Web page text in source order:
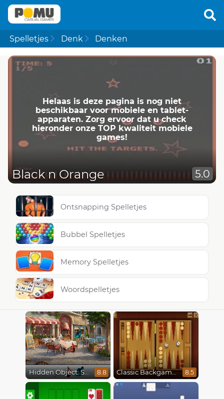
Spelletjes Denk Denken
Helaas is deze pagina is nog niet
beschikbaar voor mobiele en tablet-
apparaten. Zorg ervoor dat u check
hieronder onze TOP kwaliteit mobiele
games!
Black n Orange 5.0
Ontsnapping Spelletjes
Bubbel Spelletjes
Memory Spelletjes
Woordspelletjes
Hidden Object: Street Of Secrets 8.8 Classic Backgammon 8.5